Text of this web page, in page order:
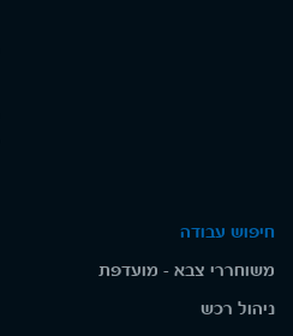
חיפוש עבודה
משוחררי צבא - מועדפת
ניהול רכש